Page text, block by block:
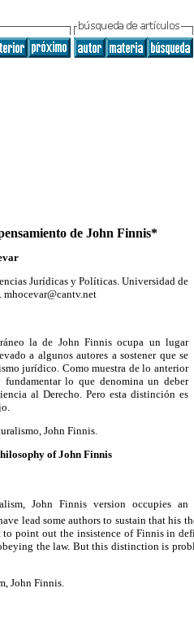
de John Finnis*
Jurídicas y Políticas. Universidad de
mhocevar@cantv.net
la de John Finnis ocupa un lugar
a algunos autores a sostener que se
jurídico. Como muestra de lo anterior
lo que denomina un deber
al Derecho. Pero esta distinción es
John Finnis.
of John Finnis
John Finnis version occupies an
lead some authors to sustain that his
point out the insistence of Finnis in
the law. But this distinction is
John Finnis.